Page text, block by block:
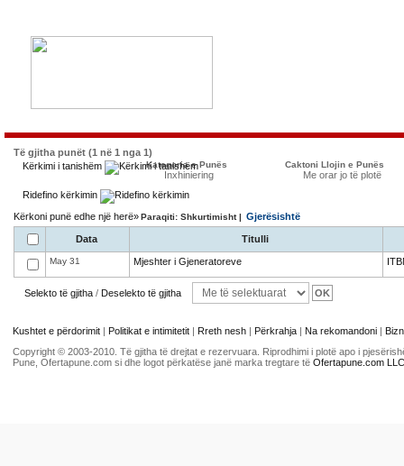
Të gjitha punët (1 në 1 nga 1)
Kërkimi i tanishëm
Kategoria e Punës
Inxhiniering
Caktoni Llojin e Punës
Me orar jo të plotë
Ridefino kërkimin
Kërkoni punë edhe një herë»Paraqiti: Shkurtimisht | Gjerësishtë
Data Titulli
May 31 Mjeshter i Gjeneratoreve
Selekto të gjitha / Deselekto të gjitha
Kushtet e përdorimit | Politikat e intimitetit | Rreth nesh | Përkrahja | Na rekomandoni |
Copyright © 2003-2010. Të gjitha të drejtat e rezervuara. Riprodhimi i plotë apo i
Pune, Ofertapune.com si dhe logot përkatëse janë marka tregtare të Ofertapune.com LLC